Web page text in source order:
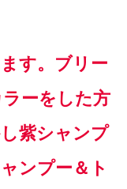
す。ブリー
ーをした方
紫シャンプ
ンプー＆ト